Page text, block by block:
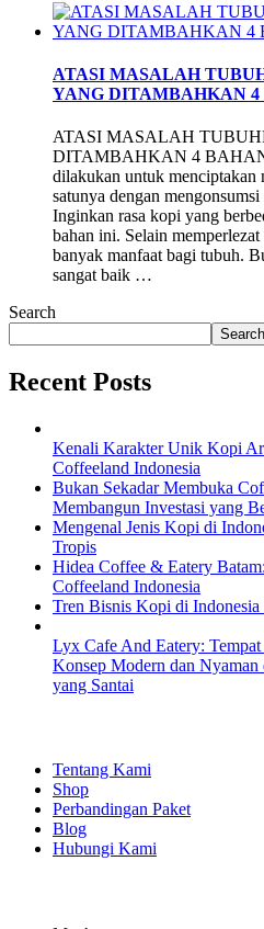
ATASI MASALAH
YANG DITAMBAHKAN
ATASI MASALAH
DITAMBAHKAN 4
dilakukan untuk menciptakan
satunya dengan
Inginkan rasa kopi yang
bahan ini. Selain
banyak manfaat bagi tubuh.
sangat baik …
Search
Search
Recent Posts
Kenali Karakter Unik Kopi
Coffeeland Indonesia
Bukan Sekadar Membuka
Membangun Investasi yang
Mengenal Jenis Kopi di
Tropis
Hidea Coffee & Eatery
Coffeeland Indonesia
Tren Bisnis Kopi di
Lyx Cafe And Eatery:
Konsep Modern dan Nyaman
yang Santai
Tentang Kami
Shop
Perbandingan Paket
Blog
Hubungi Kami